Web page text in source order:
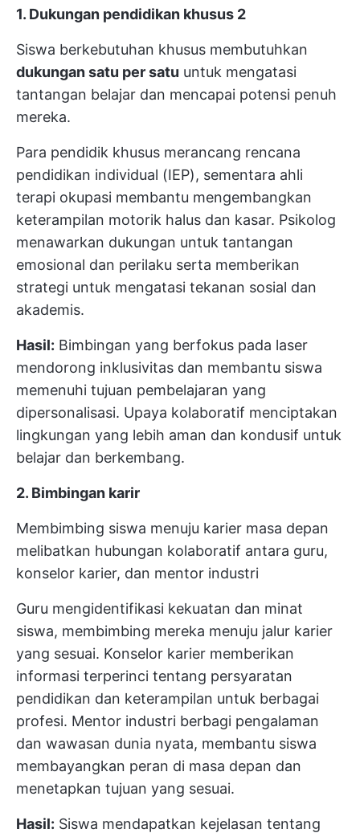
1. Dukungan pendidikan khusus 2
Siswa berkebutuhan khusus membutuhkan
dukungan satu per satu untuk mengatasi
tantangan belajar dan mencapai potensi penuh
mereka.
Para pendidik khusus merancang rencana
pendidikan individual (IEP), sementara ahli
terapi okupasi membantu mengembangkan
keterampilan motorik halus dan kasar. Psikolog
menawarkan dukungan untuk tantangan
emosional dan perilaku serta memberikan
strategi untuk mengatasi tekanan sosial dan
akademis.
Hasil: Bimbingan yang berfokus pada laser
mendorong inklusivitas dan membantu siswa
memenuhi tujuan pembelajaran yang
dipersonalisasi. Upaya kolaboratif menciptakan
lingkungan yang lebih aman dan kondusif untuk
belajar dan berkembang.
2. Bimbingan karir
Membimbing siswa menuju karier masa depan
melibatkan hubungan kolaboratif antara guru,
konselor karier, dan mentor industri
Guru mengidentifikasi kekuatan dan minat
siswa, membimbing mereka menuju jalur karier
yang sesuai. Konselor karier memberikan
informasi terperinci tentang persyaratan
pendidikan dan keterampilan untuk berbagai
profesi. Mentor industri berbagi pengalaman
dan wawasan dunia nyata, membantu siswa
membayangkan peran di masa depan dan
menetapkan tujuan yang sesuai.
Hasil: Siswa mendapatkan kejelasan tentang